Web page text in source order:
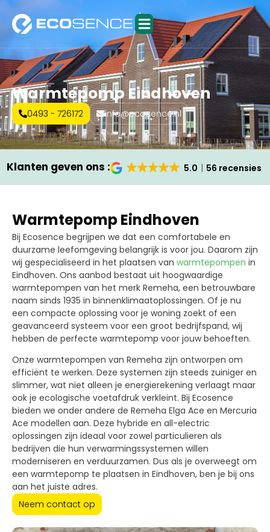
Warmtepomp Eindhoven
0493 - 726172 info@ecosence.nl
Klanten geven ons : 5.0 56 recensies
Warmtepomp Eindhoven
Bij Ecosence begrijpen we dat een comfortabele en
duurzame leefomgeving belangrijk is voor jou. Daarom zijn
wij gespecialiseerd in het plaatsen van warmtepompen in
Eindhoven. Ons aanbod bestaat uit hoogwaardige
warmtepompen van het merk Remeha, een betrouwbare
naam sinds 1935 in binnenklimaatoplossingen. Of je nu
een compacte oplossing voor je woning zoekt of een
geavanceerd systeem voor een groot bedrijfspand, wij
hebben de perfecte warmtepomp voor jouw behoeften.
Onze warmtepompen van Remeha zijn ontworpen om
efficiënt te werken. Deze systemen zijn steeds zuiniger en
slimmer, wat niet alleen je energierekening verlaagt maar
ook je ecologische voetafdruk verkleint. Bij Ecosence
bieden we onder andere de Remeha Elga Ace en Mercuria
Ace modellen aan. Deze hybride en all-electric
oplossingen zijn ideaal voor zowel particulieren als
bedrijven die hun verwarmingssystemen willen
moderniseren en verduurzamen. Dus als je overweegt om
een warmtepomp te plaatsen in Eindhoven, ben je bij ons
aan het juiste adres.
Neem contact op